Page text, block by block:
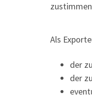
Als
der
der